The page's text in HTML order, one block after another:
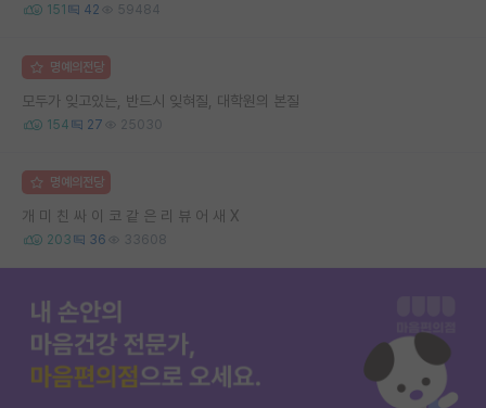
151 42 59484
명예의전당
모두가 잊고있는, 반드시 잊혀질, 대학원의 본질
154 27 25030
명예의전당
개 미 친 싸 이 코 같 은 리 뷰 어 새 X
203 36 33608